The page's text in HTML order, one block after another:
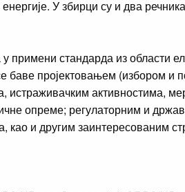
У збирци су и два
стандарда из области
баве пројектовањем (избором
истраживачким активностима,
опреме; регулаторним и
као и другим заинтересованим